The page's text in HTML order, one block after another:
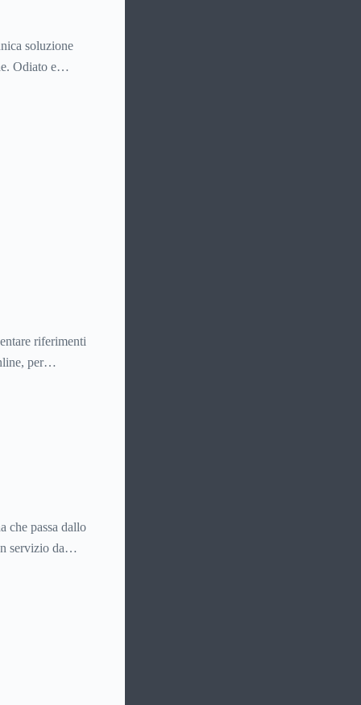
soluzione
Odiato e
riferimenti
per
PayPal.
che passa dallo
servizio da
essere